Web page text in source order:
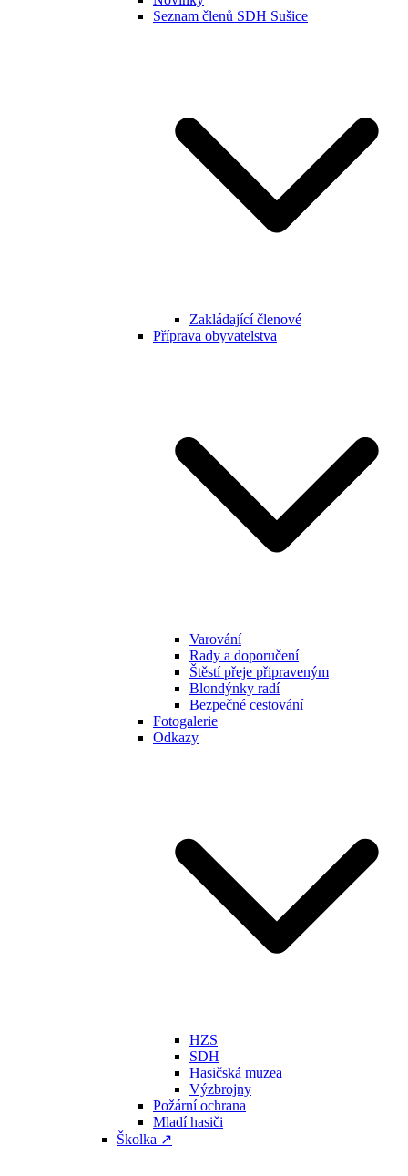
Seznam členů SDH Sušice
Zakládající členové
Příprava obyvatelstva
Varování
Rady a doporučení
Štěstí přeje připraveným
Blondýnky radí
Bezpečné cestování
Fotogalerie
Odkazy
HZS
SDH
Hasičská muzea
Výzbrojny
Požární ochrana
Mladí hasiči
Školka ↗